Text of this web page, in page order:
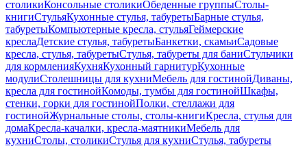
столикиКонсольные столикиОбеденные группыСтолы-
книгиСтульяКухонные стулья, табуретыБарные стулья,
табуретыКомпьютерные кресла, стульяГеймерские
креслаДетские стулья, табуретыБанкетки, скамьиСадовые
кресла, стулья, табуретыСтулья, табуреты для баниСтульчики
для кормленияКухняКухонный гарнитурКухонные
модулиСтолешницы для кухниМебель для гостинойДиваны,
кресла для гостинойКомоды, тумбы для гостинойШкафы,
стенки, горки для гостинойПолки, стеллажи для
гостинойЖурнальные столы, столы-книгиКресла, стулья для
домаКресла-качалки, кресла-маятникиМебель для
кухниСтолы, столикиСтулья для кухниСтулья, табуреты